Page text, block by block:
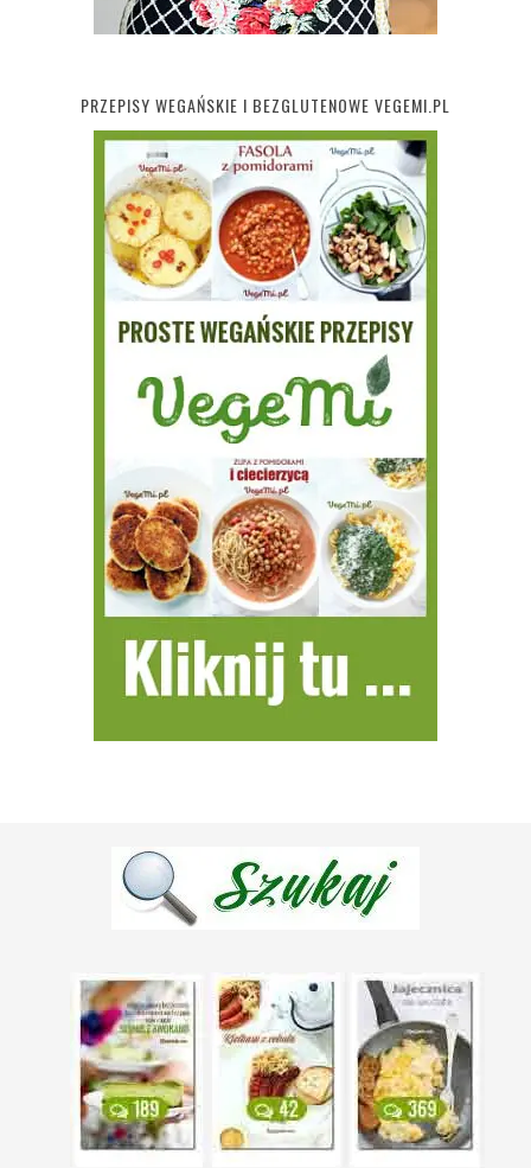
PRZEPISY WEGAŃSKIE I BEZGLUTENOWE VEGEMI.PL